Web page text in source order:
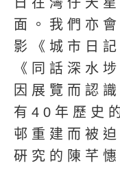
面。我們亦
影《城市日
《同話深水
因展覽而認
有40年歷史
邨重建而被
硏究的陳芊